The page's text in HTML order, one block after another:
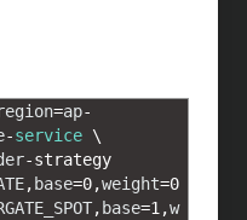
t =ap-
-service \
-
, base=0,weight=0
, base=1 ,w